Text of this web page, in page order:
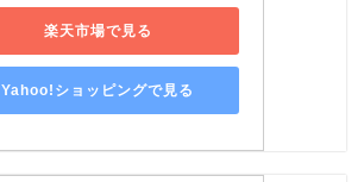
楽天市場で見る
Yahoo!ショッピングで見る